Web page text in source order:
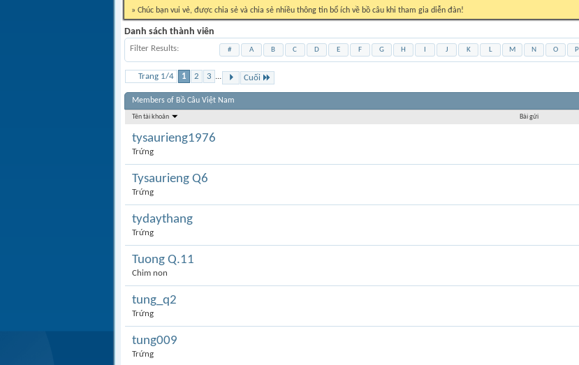
» Chúc bạn vui vẻ, được chia sẻ và chia sẻ nhiều thông tin bổ ích về bồ câu khi tham gia diễn đàn!
Danh sách thành viên
Filter Results # A B C D E F G H J K L M N O P
Trang 1/4 1 2 3 ... Cuối
Members of Bồ Câu Việt Nam
Tên tài khoản Bài gửi
tysaurieng1976
Trứng
Tysaurieng Q6
Trứng
tydaythang
Trứng
Tuong Q.11
Chim non
tung_q2
Trứng
tung009
Trứng